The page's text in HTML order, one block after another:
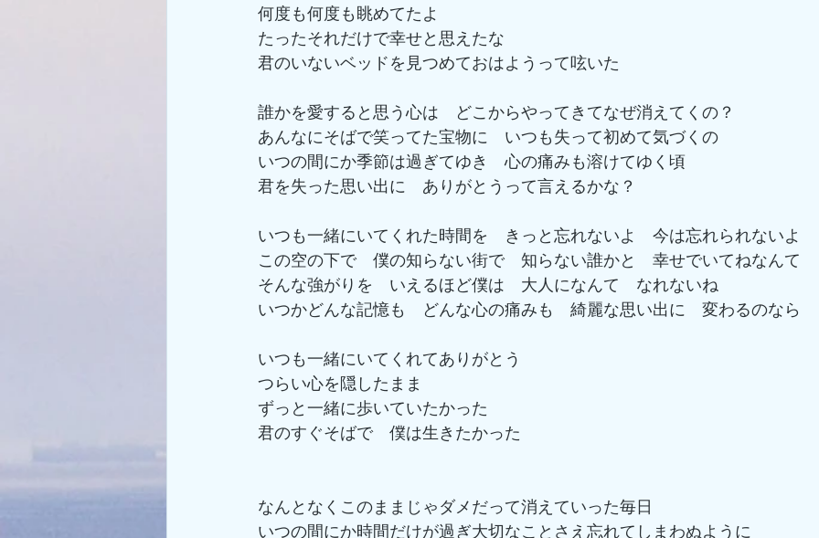
何度も何度も眺めてたよ
たったそれだけで幸せと思えたな
君のいないベッドを見つめておはようって呟いた
誰かを愛すると思う心は　どこからやってきてなぜ消えてくの？
あんなにそばで笑ってた宝物に　いつも失って初めて気づくの
いつの間にか季節は過ぎてゆき　心の痛みも溶けてゆく頃
君を失った思い出に　ありがとうって言えるかな？
いつも一緒にいてくれた時間を　きっと忘れないよ　今は忘れられないよ
この空の下で　僕の知らない街で　知らない誰かと　幸せでいてねなんて
そんな強がりを　いえるほど僕は　大人になんて　なれないね
いつかどんな記憶も　どんな心の痛みも　綺麗な思い出に　変わるのなら
いつも一緒にいてくれてありがとう
つらい心を隠したまま
ずっと一緒に歩いていたかった
君のすぐそばで　僕は生きたかった
なんとなくこのままじゃダメだって消えていった毎日
いつの間にか時間だけが過ぎ大切なことさえ忘れてしまわぬように